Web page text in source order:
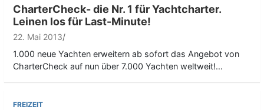
CharterCheck- die Nr. 1 für Yachtcharter.
Leinen los für Last-Minute!
22. Mai 2013
1.000 neue Yachten erweitern ab sofort das Angebot von
CharterCheck auf nun über 7.000 Yachten weltweit!…
FREIZEIT